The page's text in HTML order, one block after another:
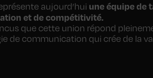
aujourd’hui une équipe de
et de compétitivité.
que cette union répond
de communication qui crée de la